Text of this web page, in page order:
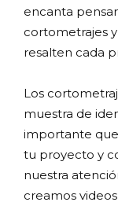
encanta
cortometrajes
resalten cada
Los
muestra de
importante que
tu proyecto y
nuestra
creamos